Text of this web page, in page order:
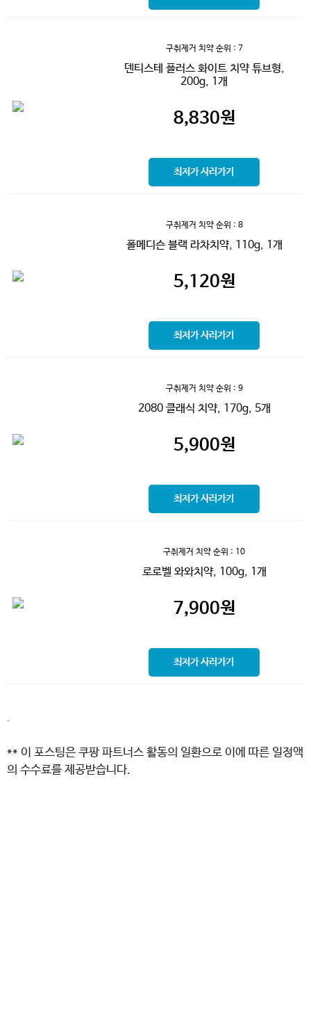
구취제거 치약순위 : 7
덴티스테 플러스 화이트 치약 튜브형,
200g, 1개
8,830원
최저가 사러가기
구취제거 치약순위 : 8
폴메디슨 블랙 라차치약, 110g, 1개
5,120원
최저가 사러가기
구취제거 치약순위 : 9
2080 클래식 치약, 170g, 5개
5,900원
최저가 사러가기
구취제거 치약 순위 : 10
로로벨 와와치약, 100g, 1개
7,900원
최저가 사러가기
.
** 이 포스팅은 쿠팡 파트너스 활동의 일환으로 이에 따른 일정액
의 수수료를 제공받습니다.